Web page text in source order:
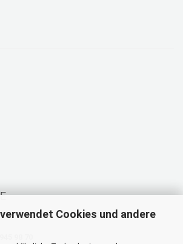
Cookies und andere
98 70